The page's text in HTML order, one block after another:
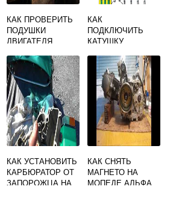
КАК ПРОВЕРИТЬ
ПОДУШКИ
ДВИГАТЕЛЯ
КАК
ПОДКЛЮЧИТЬ
КАТУШКУ
БУХАНКА
КАК УСТАНОВИТЬ
КАРБЮРАТОР ОТ
ЗАПОРОЖЦА НА
КАК СНЯТЬ
МАГНЕТО НА
МОПЕДЕ АЛЬФА